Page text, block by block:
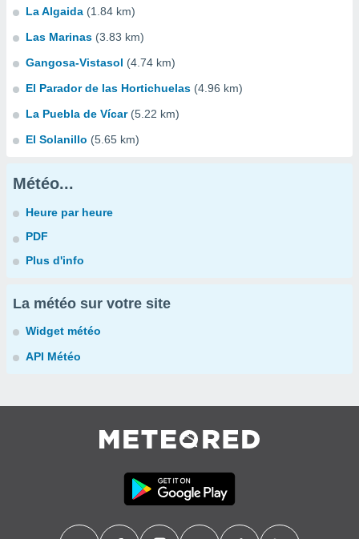
La Algaida (1.84 km)
Las Marinas (3.83 km)
Gangosa-Vistasol (4.74 km)
El Parador de las Hortichuelas (4.96 km)
La Puebla de Vícar (5.22 km)
El Solanillo (5.65 km)
Météo...
Heure par heure
PDF
Plus d'info
La météo sur votre site
Widget météo
API Météo